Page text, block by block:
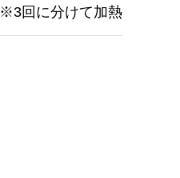
※3回に分けて加熱